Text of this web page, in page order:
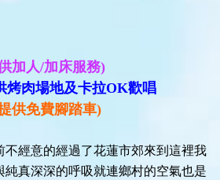
加人/加床服務)
烤肉場地及卡拉OK歡唱
供免費腳踏車)
不經意的經過了花蓮市郊來到這裡我
純真深深的呼吸就連鄉村的空氣也是